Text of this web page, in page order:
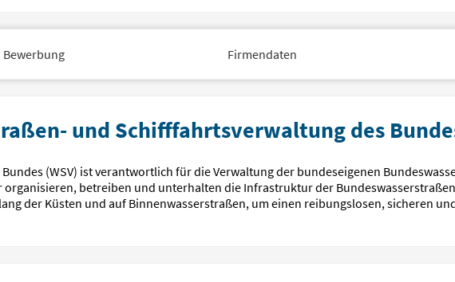
Bewerbung Firmendaten
und Schifffahrtsverwaltung des
(WSV) ist verantwortlich für die Verwaltung der bundeseigenen
organisieren, betreiben und unterhalten die Infrastruktur der
der Küsten und auf Binnenwasserstraßen, um einen reibungslosen, sicheren